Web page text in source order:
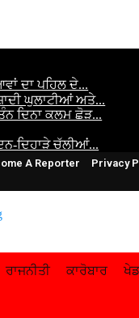
ਦਾ ਪਹਿਲ ਦੇ...
ਘੁਲਾਟੀਆਂ ਅਤੇ...
ਦਿਨਾ ਕਲਮ ਛੋੜ...
ਦਿਹਾੜੇ ਚੱਲੀਆਂ...
A Reporter Privacy
ਰਾਜਨੀਤੀ ਕਾਰੋਬਾਰ